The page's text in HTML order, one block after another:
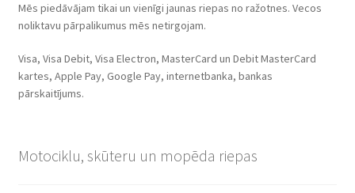
Mēs piedāvājam tikai un vienīgi jaunas riepas no ražotnes. Vecos
noliktavu pārpalikumus mēs netirgojam.
Visa, Visa Debit, Visa Electron, MasterCard un Debit MasterCard
kartes, Apple Pay, Google Pay, internetbanka, bankas
pārskaitījums.
Motociklu, skūteru un mopēda riepas